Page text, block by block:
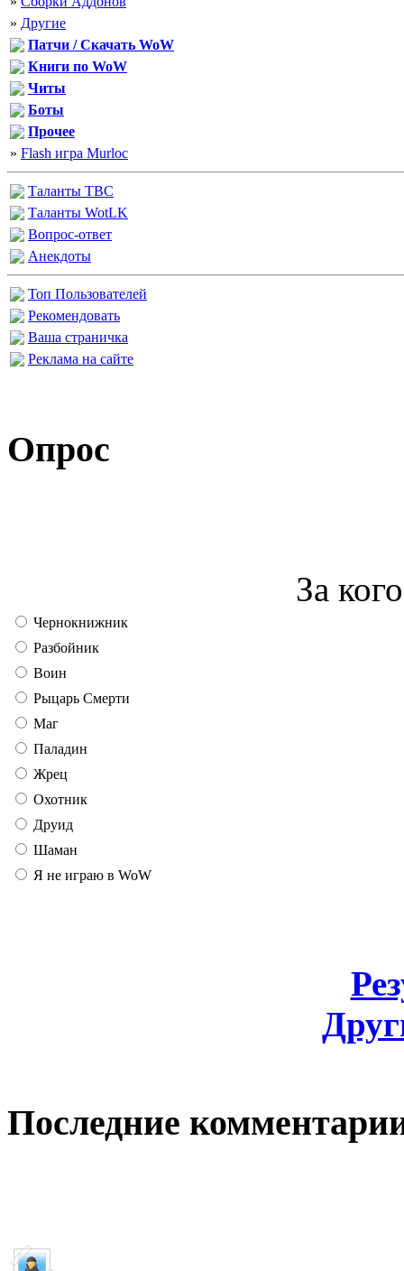
» Другие
Патчи / Скачать WoW
Книги по WoW
Читы
Боты
Прочее
» Flash игра Murloc
Таланты TBC
Таланты WotLK
Вопрос-ответ
Анекдоты
Топ Пользователей
Рекомендовать
Ваша страничка
Реклама на сайте
Опрос
За
Чернокнижник
Разбойник
Воин
Рыцарь Смерти
Маг
Паладин
Жрец
Охотник
Друид
Шаман
Я не играю в WoW
Последние